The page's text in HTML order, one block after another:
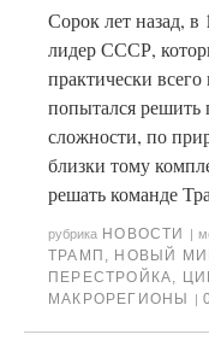
Сорок лет назад,
лидер СССР,
практически
попытался
сложности, по
близки тому
решать команде
рубрика НОВОСТИ |
ТРАМП , НОВЫЙ
ПЕРЕСТРОЙКА,
МАКРОРЕГИОНЫ
|